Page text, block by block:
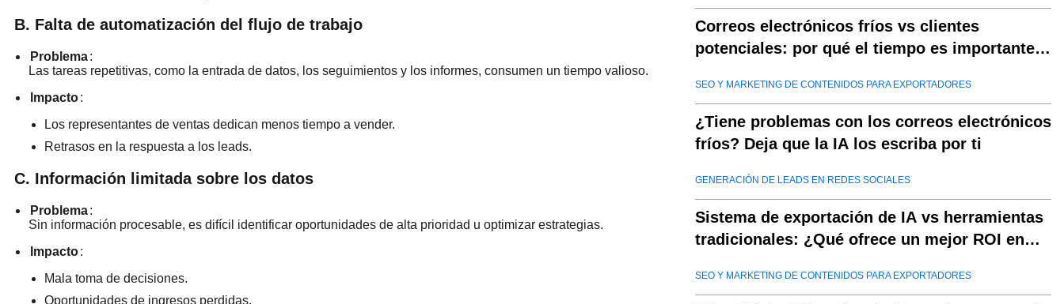
B. Falta de automatización del flujo de trabajo
Problema:
Las tareas repetitivas, como la entrada de datos, los seguimientos y los informes, consumen un tiempo valioso.
Impacto:
Los representantes de ventas dedican menos tiempo a vender.
Retrasos en la respuesta a los leads.
C. Información limitada sobre los datos
Problema:
Sin información procesable, es difícil identificar oportunidades de alta prioridad u optimizar estrategias.
Impacto:
Mala toma de decisiones.
Oportunidades de ingresos perdidas.
Correos electrónicos fríos vs clientes
potenciales: por qué el tiempo es importante
SEO Y MARKETING DE CONTENIDOS PARA EXPORTADORES
¿Tiene problemas con los correos electrónicos
fríos? Deja que la IA los escriba por ti
GENERACIÓN DE LEADS EN REDES SOCIALES
Sistema de exportación de IA vs herramientas
tradicionales: ¿Qué ofrece un mejor ROI en
SEO Y MARKETING DE CONTENIDOS PARA EXPORTADORES